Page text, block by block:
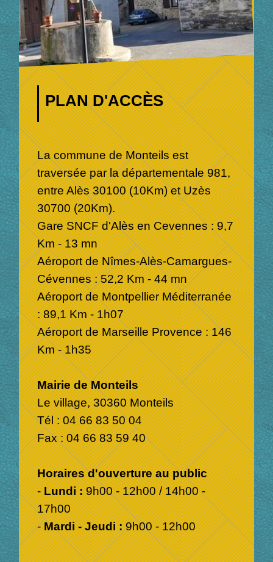
PLAN D'ACCÈS
La commune de Monteils est
traversée par la départementale 981,
entre Alès 30100 (10Km) et Uzès
30700 (20Km).
Gare SNCF d'Alès en Cevennes : 9,7
Km - 13 mn
Aéroport de Nîmes-Alès-Camargues-
Cévennes : 52,2 Km - 44 mn
Aéroport de Montpellier Méditerranée
: 89,1 Km - 1h07
Aéroport de Marseille Provence : 146
Km - 1h35
Mairie de Monteils
Le village, 30360 Monteils
Tél : 04 66 83 50 04
Fax : 04 66 83 59 40
Horaires d'ouverture au public
-Lundi :9h00 - 12h00 / 14h00 -
17h00
-Mardi - Jeudi :9h00 - 12h00